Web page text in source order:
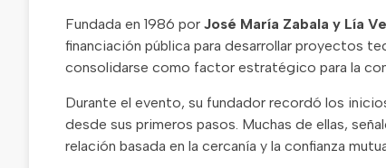
Fundada en 1986 por José María Zabala y Lía
financiación pública para desarrollar proyectos
consolidarse como factor estratégico para la
Durante el evento, su fundador recordó los
desde sus primeros pasos. Muchas de ellas,
relación basada en la cercanía y la confianza